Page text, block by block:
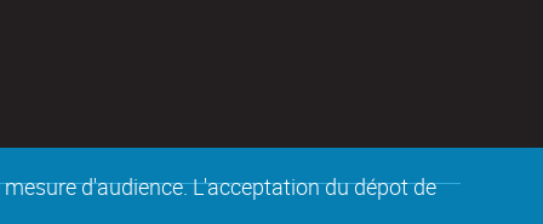
d'audience. L'acceptation du dépot de